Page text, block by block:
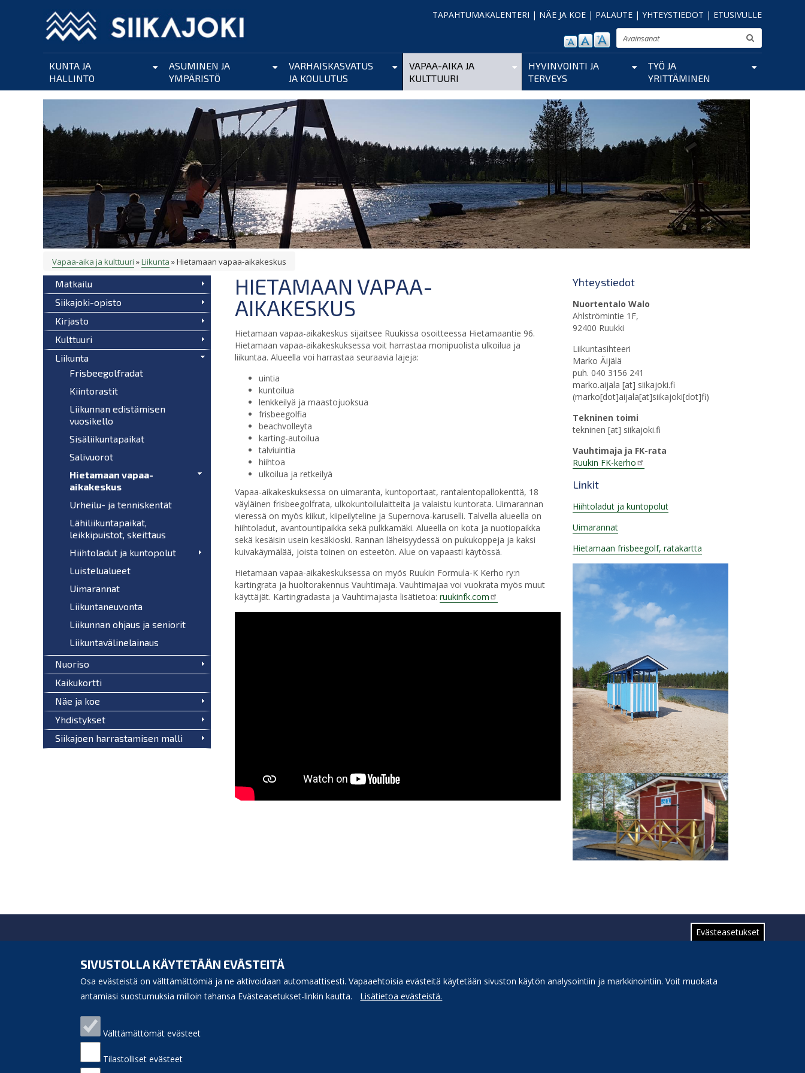
Evästeasetukset
SIVUSTOLLA KÄYTETÄÄN EVÄSTEITÄ
Osa evästeistä on välttämättömiä ja ne aktivoidaan automaattisesti. Vapaaehtoisia evästeitä käytetään sivuston käytön analysointiin ja markkinointiin. Voit muokata
antamiasi suostumuksia milloin tahansa Evästeasetukset-linkin kautta.
Lisätietoa evästeistä.
Välttämättömät evästeet
Tilastolliset evästeet
Hyppää
pääsisältöön
TAPAHTUMAKALENTERI | NÄE JA KOE | PALAUTE | YHTEYSTIEDOT | ETUSIVULLE
Etsi
KUNTA JA
HALLINTO
ASUMINEN JA
YMPÄRISTÖ
VARHAISKASVATUS
JA KOULUTUS
VAPAA-AIKA JA
KULTTUURI
HYVINVOINTI JA
TERVEYS
TYÖ JA
YRITTÄMINEN
MURUPOLKU
Vapaa-aika ja kulttuuri Liikunta Hietamaan vapaa-aikakeskus
Matkailu
Siikajoki-opisto
Kirjasto
Kulttuuri
Liikunta
Frisbeegolfradat
Kiintorastit
Liikunnan edistämisen
vuosikello
Sisäliikuntapaikat
Salivuorot
Hietamaan vapaa-
aikakeskus
Urheilu- ja tenniskentät
Lähiliikuntapaikat,
leikkipuistot, skeittaus
Hiihtoladut ja kuntopolut
Luistelualueet
Uimarannat
Liikuntaneuvonta
Liikunnan ohjaus ja seniorit
Liikuntavälinelainaus
Nuoriso
Kaikukortti
Näe ja koe
Yhdistykset
Siikajoen harrastamisen malli
HIETAMAAN VAPAA-
AIKAKESKUS
​​​​Hietamaan vapaa-aikakeskus sijaitsee Ruukissa osoitteessa Hietamaantie 96.
Hietamaan vapaa-aikakeskuksessa voit harrastaa monipuolista ulkoilua ja
liikuntaa. Alueella voi harrastaa seuraavia lajeja:
uintia
kuntoilua
lenkkeilyä ja maastojuoksua
frisbeegolfia
beachvolleyta
karting-autoilua
talviuintia
hiihtoa
ulkoilua ja retkeilyä
Vapaa-aikakeskuksessa on uimaranta, kuntoportaat, rantalentopallokenttä, 18
väyläinen frisbeegolfrata, ulkokuntoilulaitteita ja valaistu kuntorata. Uimarannan
vieressä on myös kiikut, kiipeilyteline ja Supernova-karuselli. Talvella alueella on
hiihtoladut, avantountipaikka sekä pulkkamäki. Alueella on kota ja nuotiopaikka
sekä kesäisin usein kesäkioski. Rannan läheisyydessä on pukukoppeja ja kaksi
kuivakäymälää, joista toinen on esteetön. Alue on vapaasti käytössä.
Hietamaan vapaa-aikakeskuksessa on myös Ruukin Formula-K Kerho ry:n
kartingrata ja huoltorakennus Vauhtimaja. Vauhtimajaa voi vuokrata myös muut
käyttäjät. Kartingradasta ja Vauhtimajasta lisätietoa: ruukinfk.com
Yhteystiedot
Nuortentalo Walo
Ahlströmintie 1F,
92400 Ruukki
Liikuntasihteeri
Marko Äijälä
puh. 040 3156 241
marko.aijala [at] siikajoki.fi
(marko[dot]aijala[at]siikajoki[dot]fi)
Tekninen toimi
tekninen [at] siikajoki.fi
Vauhtimaja ja FK-rata
Ruukin FK-kerho
Linkit
Hiihtoladut ja kuntopolut
Uimarannat
Hietamaan frisbeegolf, ratakartta
Virastotie 5A
92400 Ruukki
puh. 040 3156 299
Puhelinluettelo
Laskutusosoite
Saavutettavuus